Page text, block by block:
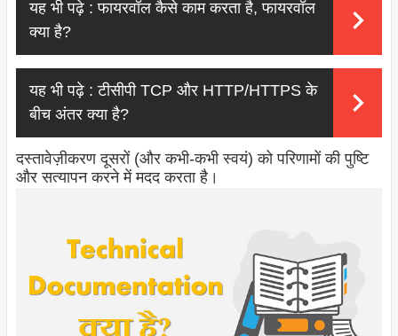
यह भी पढ़े : फायरवॉल कैसे काम करता है, फायरवॉल
क्या है?
यह भी पढ़े : टीसीपी TCP और HTTP/HTTPS के
बीच अंतर क्या है?
दस्तावेज़ीकरण दूसरों (और कभी-कभी स्वयं) को परिणामों की पुष्टि
और सत्यापन करने में मदद करता है।